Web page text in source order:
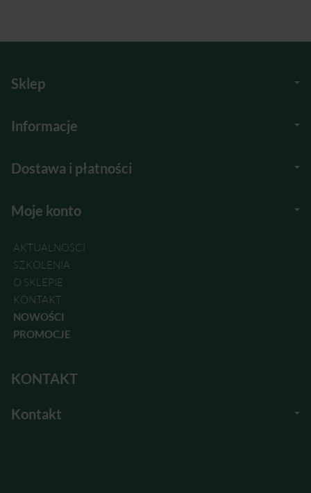
Sklep
Informacje
Dostawa i płatności
Moje konto
AKTUALNOŚCI
SZKOLENIA
O SKLEPIE
KONTAKT
NOWOŚCI
PROMOCJE
KONTAKT
Kontakt